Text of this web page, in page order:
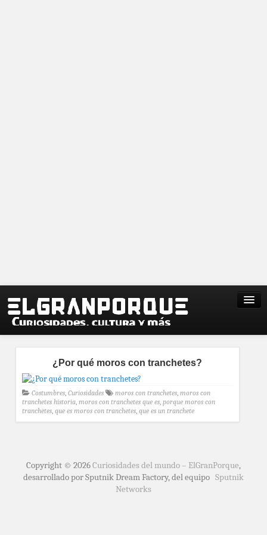
¿Por qué moros con tranchetes?
Costumbres, Curiosidades moros con tranchetes, moros con
tranchetes historia, moros con tranchetes que es, porque moros con
tranchetes, que es moros con tranchetes, que es un tranchete
Copyright © 2026Curiosidades del mundo – ElGranPorque,
desarrollado por Sputnik Dream Factory, del equipo Sputnik
Networks